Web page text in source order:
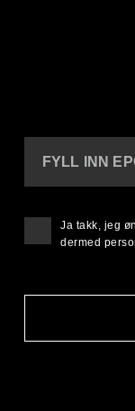
FYLL INN
Ja takk, jeg
dermed